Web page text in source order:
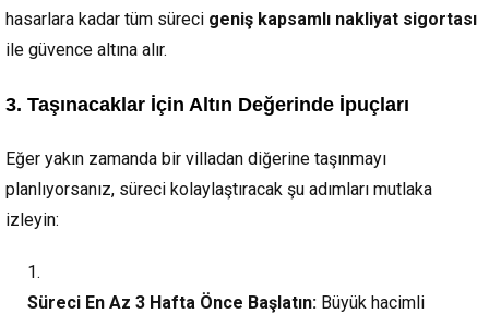
hasarlara kadar tüm süreci geniş kapsamlı nakliyat sigortası
ile güvence altına alır.
3. Taşınacaklar İçin Altın Değerinde İpuçları
Eğer yakın zamanda bir villadan diğerine taşınmayı
planlıyorsanız, süreci kolaylaştıracak şu adımları mutlaka
izleyin:
Süreci En Az 3 Hafta Önce Başlatın: Büyük hacimli